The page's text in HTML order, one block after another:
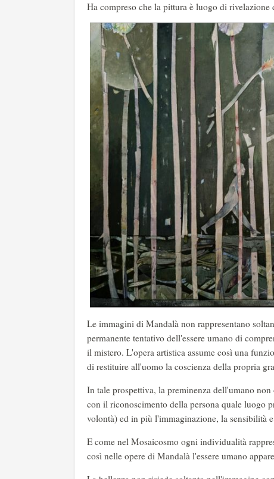
Ha compreso che la pittura è luogo di rivelazione
Le immagini di Mandalà non rappresentano
permanente tentativo dell'essere umano di
il mistero. L'opera artistica assume così una
di restituire all'uomo la coscienza della propria
In tale prospettiva, la preminenza dell'umano
con il riconoscimento della persona quale luogo
volontà) ed in più l'immaginazione, la sensibilità
E come nel Mosaicosmo ogni individualità
così nelle opere di Mandalà l'essere umano